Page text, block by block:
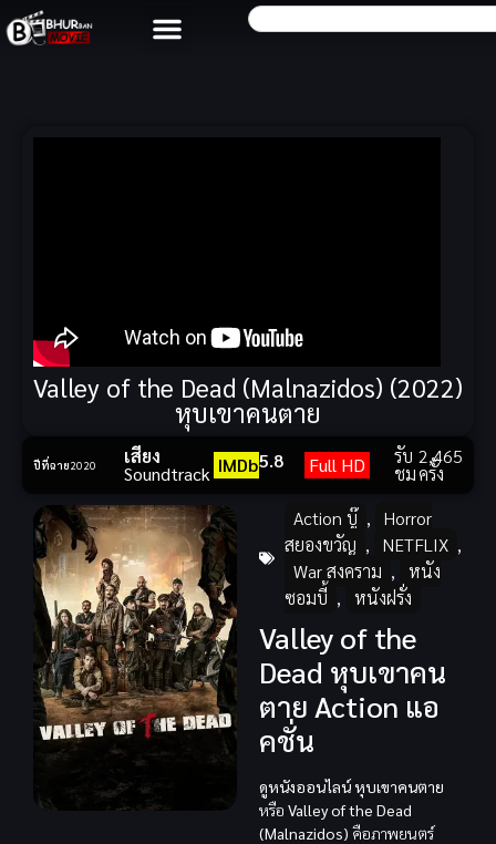
Valley of the Dead (Malnazidos) (2022)
หุบเขาคนตาย
ปีที่ฉาย2020 เสียง
Soundtrack IMDb5.8 Full HD รับ
ชม
2,465
ครั้ง
Action บู๊ ,
Horror
สยองขวัญ , NETFLIX ,
War สงคราม ,
หนัง
ซอมบี้ , หนังฝรั่ง
Valley of the
Dead หุบเขาคน
ตาย Action แอ
คชั่น
ดูหนังออนไลน์ หุบเขาคนตาย
หรือ Valley of the Dead
(Malnazidos) คือภาพยนตร์